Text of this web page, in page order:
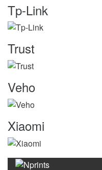
Tp-Link
Trust
Veho
Xiaomi